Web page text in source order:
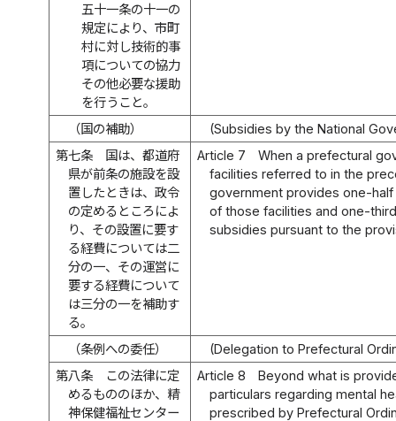
五十一条の十一の
規定により、市町
村に対し技術的事
項についての協力
その他必要な援助
を行うこと。
（国の補助）
(Subsidies by the National
第七条
国は、都道府
県が前条の施設を設
置したときは、政令
の定めるところによ
り、その設置に要す
る経費については二
分の一、その運営に
要する経費について
は三分の一を補助す
る。
Article 7
When a prefectural
facilities referred to in the
government provides one-
of those facilities and one-
subsidies pursuant to the
（条例への委任）
(Delegation to Prefectural
第八条
この法律に定
めるもののほか、精
神保健福祉センター
Article 8
Beyond what is
particulars regarding mental
prescribed by Prefectural